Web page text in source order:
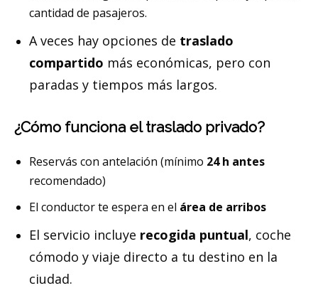
cantidad de pasajeros.
A veces hay opciones de traslado
compartido más económicas, pero con
paradas y tiempos más largos.
¿Cómo funciona el traslado privado?
Reservás con antelación (mínimo 24 h antes
recomendado)
El conductor te espera en el área de arribos
El servicio incluye recogida puntual, coche
cómodo y viaje directo a tu destino en la
ciudad.